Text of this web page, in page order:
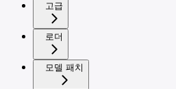
고급
로더
모델 패치